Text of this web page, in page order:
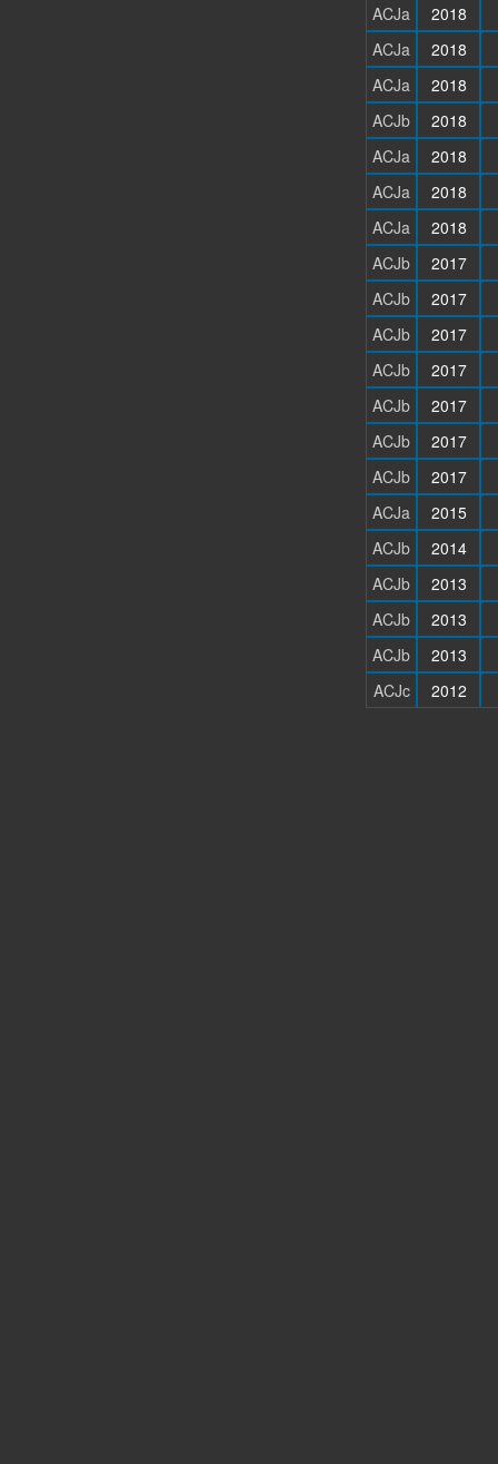
ACJa
2018
ACJa
2018
ACJa
2018
ACJb
2018
ACJa
2018
ACJa
2018
ACJa
2018
ACJb
2017
ACJb
2017
ACJb
2017
ACJb
2017
ACJb
2017
ACJb
2017
ACJb
2017
ACJa
2015
ACJb
2014
ACJb
2013
ACJb
2013
ACJb
2013
ACJc
2012